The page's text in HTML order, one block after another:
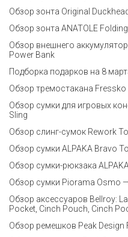
Обзор зонта Original
Обзор зонта ANATOLE
Обзор внешнего
Power Bank
Подборка подарков на 8
Обзор тремостакана
Обзор сумки для игровых
Sling
Обзор слинг-сумок Rework
Обзор сумки ALPAKA Bravo
Обзор сумки-рюкзака
Обзор сумки Piorama Osmo
Обзор аксессуаров Bellroy:
Pocket, Cinch Pouch, Cinch
Обзор ремешков Peak Design